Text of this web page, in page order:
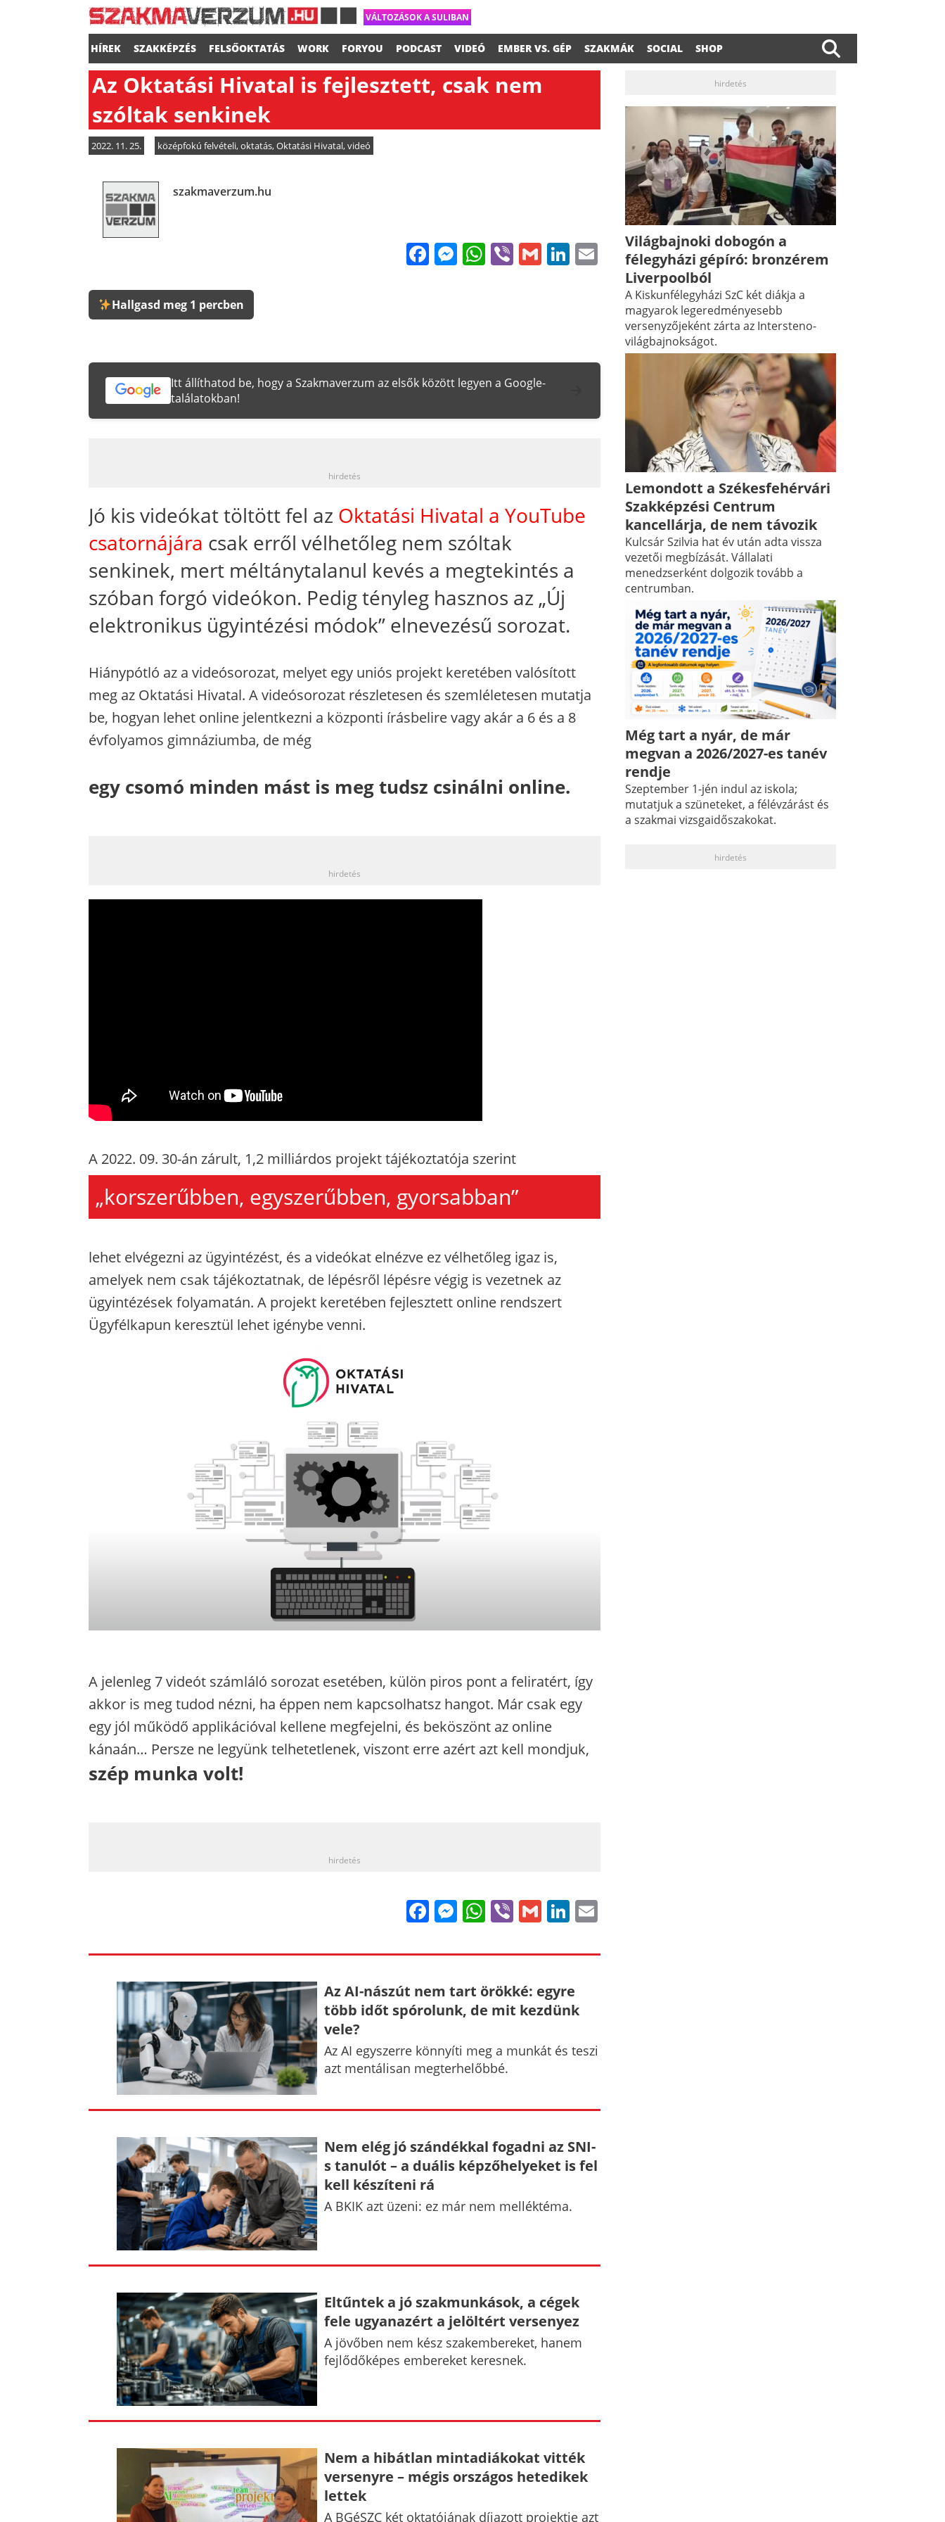
VÁLTOZÁSOK A SULIBAN
HÍREK SZAKKÉPZÉS FELSŐOKTATÁS WORK FORYOU PODCAST VIDEÓ EMBER VS. GÉP SZAKMÁK SOCIAL SHOP
Az Oktatási Hivatal is fejlesztett, csak nem
szóltak senkinek
2022. 11. 25. középfokú felvételi,oktatás,Oktatási Hivatal,videó
szakmaverzum.hu
Facebook
Messenger
WhatsApp
ViberGmailLinkedIn
Email
Hallgasd meg 1 percben
Itt állíthatod be, hogy a Szakmaverzum az elsők között legyen a Google-
találatokban!
hirdetés
Jó kis videókat töltött fel az Oktatási Hivatal a YouTube
csatornájára csak erről vélhetőleg nem szóltak
senkinek, mert méltánytalanul kevés a megtekintés a
szóban forgó videókon. Pedig tényleg hasznos az „Új
elektronikus ügyintézési módok” elnevezésű sorozat.
Hiánypótló az a videósorozat, melyet egy uniós projekt keretében valósított
meg az Oktatási Hivatal. A videósorozat részletesen és szemléletesen mutatja
be, hogyan lehet online jelentkezni a központi írásbelire vagy akár a 6 és a 8
évfolyamos gimnáziumba, de még
egy csomó minden mást is meg tudsz csinálni online.
hirdetés
A 2022. 09. 30-án zárult, 1,2 milliárdos projekt tájékoztatója szerint
„korszerűbben, egyszerűbben, gyorsabban”
lehet elvégezni az ügyintézést, és a videókat elnézve ez vélhetőleg igaz is,
amelyek nem csak tájékoztatnak, de lépésről lépésre végig is vezetnek az
ügyintézések folyamatán. A projekt keretében fejlesztett online rendszert
Ügyfélkapun keresztül lehet igénybe venni.
A jelenleg 7 videót számláló sorozat esetében, külön piros pont a feliratért, így
akkor is meg tudod nézni, ha éppen nem kapcsolhatsz hangot. Már csak egy
egy jól működő applikációval kellene megfejelni, és beköszönt az online
kánaán… Persze ne legyünk telhetetlenek, viszont erre azért azt kell mondjuk,
szép munka volt!
hirdetés
Facebook
Messenger
WhatsApp
ViberGmailLinkedIn
Email
Az AI-nászút nem tart örökké: egyre
több időt spórolunk, de mit kezdünk
vele?
Az AI egyszerre könnyíti meg a munkát és teszi
azt mentálisan megterhelőbbé.
Nem elég jó szándékkal fogadni az SNI-
s tanulót – a duális képzőhelyeket is fel
kell készíteni rá
A BKIK azt üzeni: ez már nem melléktéma.
Eltűntek a jó szakmunkások, a cégek
fele ugyanazért a jelöltért versenyez
A jövőben nem kész szakembereket, hanem
fejlődőképes embereket keresnek.
Nem a hibátlan mintadiákokat vitték
versenyre – mégis országos hetedikek
lettek
A BGéSZC két oktatójának díjazott projektje azt
hirdetés
Világbajnoki dobogón a
félegyházi gépíró: bronzérem
Liverpoolból
A Kiskunfélegyházi SzC két diákja a
magyarok legeredményesebb
versenyzőjeként zárta az Intersteno-
világbajnokságot.
Lemondott a Székesfehérvári
Szakképzési Centrum
kancellárja, de nem távozik
Kulcsár Szilvia hat év után adta vissza
vezetői megbízását. Vállalati
menedzserként dolgozik tovább a
centrumban.
Még tart a nyár, de már
megvan a 2026/2027-es tanév
rendje
Szeptember 1-jén indul az iskola;
mutatjuk a szüneteket, a félévzárást és
a szakmai vizsgaidőszakokat.
hirdetés